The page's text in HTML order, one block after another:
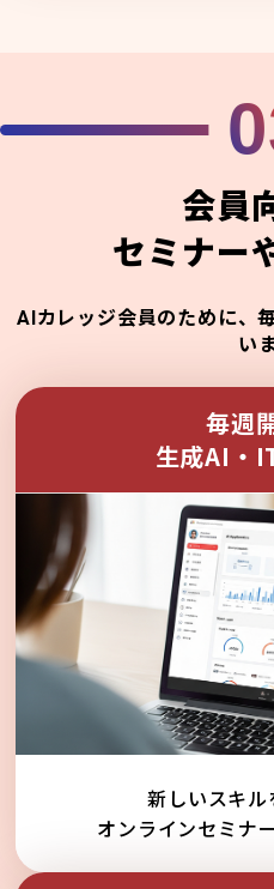
会員
セミナー
AIカレッジ会員のために、
い
毎週
生成AI・
新しいスキ
オンラインセミナ